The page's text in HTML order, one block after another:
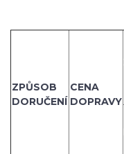
ZPŮSOB
DORUČENÍ
CENA
DOPRAVY